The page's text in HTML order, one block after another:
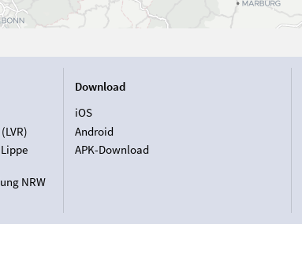
NRW
Download
iOS
Android
APK-Download